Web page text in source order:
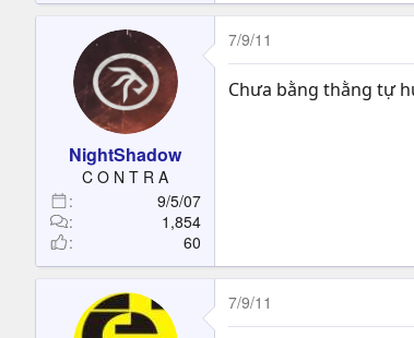
NightShadow
C O N T R A
9/5/07
1,854
60
7/9/11
Chưa bằng thằng tự
7/9/11